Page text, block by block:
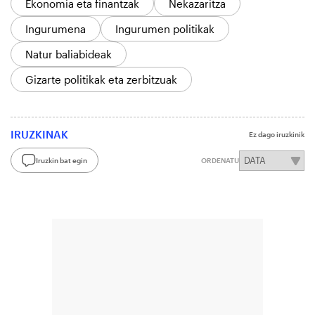
Ekonomia eta finantzak
Nekazaritza
Ingurumena
Ingurumen politikak
Natur baliabideak
Gizarte politikak eta zerbitzuak
IRUZKINAK Ez dago iruzkinik
Iruzkin bat egin ORDENATU